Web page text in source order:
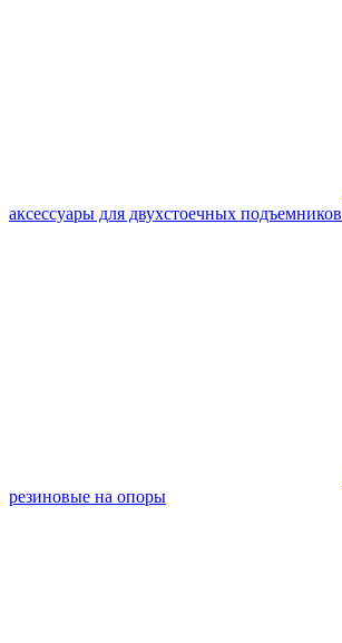
аксессуары для двухстоечных подъемников
резиновые на опоры